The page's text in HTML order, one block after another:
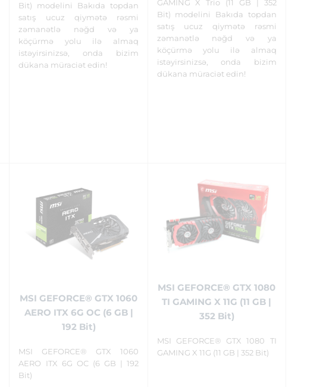
Bit) modelini Bakıda topdan
satış ucuz qiymətə rəsmi
zəmanətlə nəğd və ya
köçürmə yolu ilə almaq
istəyirsinizsə, onda bizim
dükana müraciət edin!
GAMING X Trio (11 GB | 352
Bit) modelini Bakıda topdan
satış ucuz qiymətə rəsmi
zəmanətlə nəğd və ya
köçürmə yolu ilə almaq
istəyirsinizsə, onda bizim
dükana müraciət edin!
MSI GEFORCE® GTX 1060
AERO ITX 6G OC (6 GB |
192 Bit)
MSI GEFORCE® GTX 1060
AERO ITX 6G OC (6 GB | 192
Bit)
MSI GEFORCE® GTX 1080
TI GAMING X 11G (11 GB |
352 Bit)
MSI GEFORCE® GTX 1080 TI
GAMING X 11G (11 GB | 352 Bit)